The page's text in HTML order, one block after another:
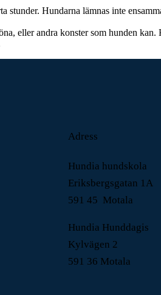
Hundarna lämnas inte
eller andra konster som hunden
Adress
Hundia hundskola
Eriksbergsgatan 1A
591 45 Motala
Hundia Hunddagis
Kylvägen 2
591 36 Motala